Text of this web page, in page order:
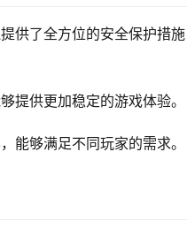
供了全方位的安全保护措
提供更加稳定的游戏体验。
能够满足不同玩家的需求。